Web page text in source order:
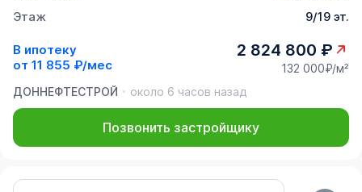
Этаж
9/19 эт.
В ипотеку
от 11 855 ₽/мес
2 824 800 ₽
132 000₽/м²
ДОННЕФТЕСТРОЙ
около 6 часов назад
Позвонить застройщику